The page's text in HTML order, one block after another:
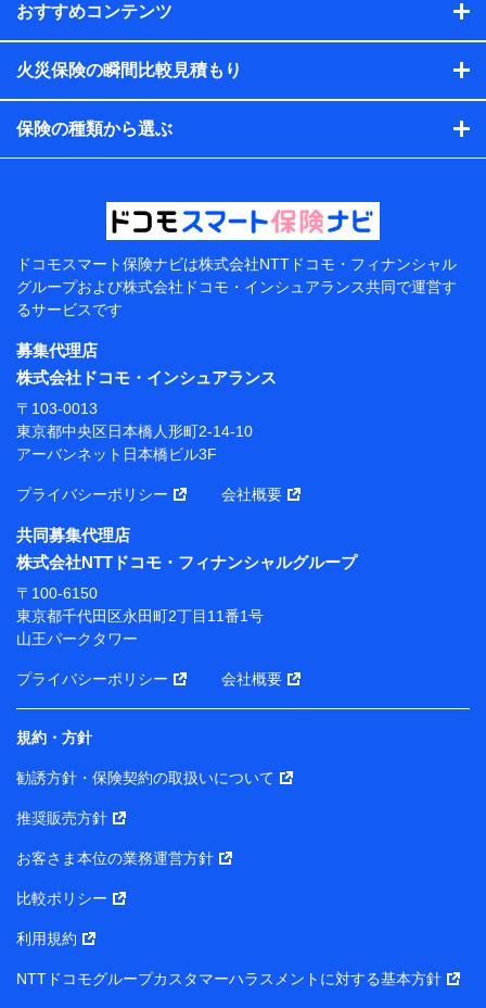
析して、お客さまの趣味・嗜好・傾向に応じたサービス・商
各種セミナーの開催のため
コンサルティングサービスの実施のため
アンケートやキャンペーン等の実施のため
上記に係る案内・手続き・管理等付帯業務を行うため
当該個人データを取り扱う各共同利用者（詳細は次のと
東京都千代田区永田町2丁目11番1号 山王パークタワー
株式会社NTTドコモ 代表取締役社長 前田 義晃
東京都中央区日本橋人形町2-14-10 アーバンネット日
本橋ビル 3F
長 吉村 忠義
※ 当社および株式会社NTTドコモは、お客さまの情報
ソナルデータ憲章」に定める行動原則を順守します 。
※ パーソナルデータダッシュボードの「第三者提供の
管理」の設定状態にかかわらず、共同利用する場合があ
ります。
※ dポイントクラブ会員ではないお客さま（2019年12
月11日以降、一度もdポイントクラブ会員であったこと
がないお客さまに限る）に関する、2019年12月10日以
前に取得した個人データは、こちら の利用目的の範囲内
当社は株式会社NTTドコモ・フィナンシャルグループ
との間で、以下のとおり個人データを共同利用しま
す。
【共同して利用される利用データの項目】
当社または株式会社NTTドコモ・フィナンシャルグルー
の個人データ
基本情報
性、連絡先、dポイントサービスのご利用に関する情報。例
おすすめコンテンツ
火災保険の瞬間比較見積もり
保険の種類から選ぶ
ドコモスマート保険ナビは株式会社NTTドコモ・フィナンシャル
グループおよび株式会社ドコモ・インシュアランス共同で運営す
るサービスです
募集代理店
株式会社ドコモ・インシュアランス
〒103-0013
東京都中央区日本橋人形町2-14-10
アーバンネット日本橋ビル3F
プライバシーポリシー 会社概要
共同募集代理店
株式会社NTTドコモ・フィナンシャルグループ
〒100-6150
東京都千代田区永田町2丁目11番1号
山王パークタワー
プライバシーポリシー 会社概要
規約・方針
勧誘方針・保険契約の取扱いについて
推奨販売方針
お客さま本位の業務運営方針
比較ポリシー
利用規約
NTTドコモグループカスタマーハラスメントに対する基本方針